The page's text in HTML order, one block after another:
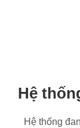
Hệ
Hệ thống